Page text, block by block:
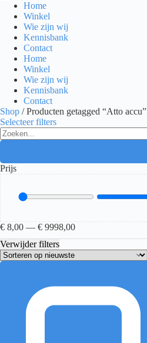
Home
Winkel
Wie zijn wij
Kennisbank
Contact
Home
Winkel
Wie zijn wij
Kennisbank
Contact
Shop / Producten getagged “Atto accu”
Selecteer filters
Search
...
Prijs
€ 8,00 — € 9998,00
Verwijder filters